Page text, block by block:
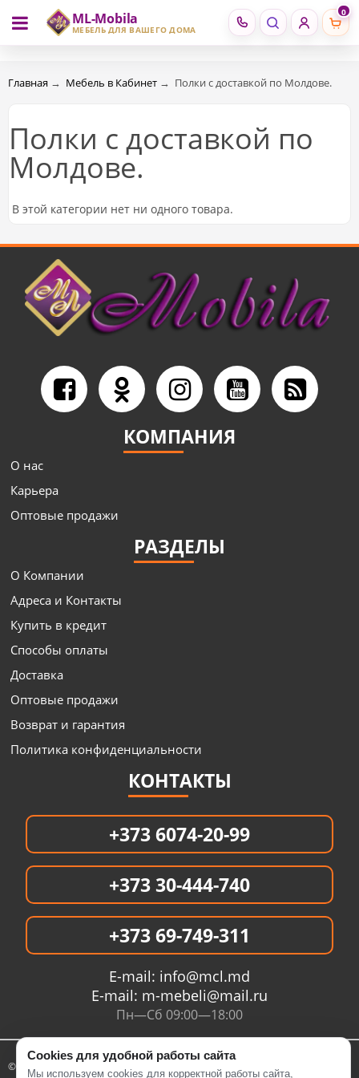
ML-Mobila
МЕБЕЛЬ ДЛЯ ВАШЕГО ДОМА
0
RU RO
Главная → Мебель в Кабинет → Полки c доставкой по Молдове.
Полки c доставкой по
Молдове.
В этой категории нет ни одного товара.
КОМПАНИЯ
О нас
Карьера
Оптовые продажи
РАЗДЕЛЫ
О Компании
Адреса и Контакты
Купить в кредит
Способы оплаты
Доставка
Оптовые продажи
Возврат и гарантия
Политика конфиденциальности
КОНТАКТЫ
+373 6074-20-99
+373 30-444-740
+373 69-749-311
E-mail: info@mcl.md
E-mail: m-mebeli@mail.ru
Пн—Сб 09:00—18:00
Cookies для удобной работы сайта
Мы используем cookies для корректной работы сайта,
© 2005- 2026 Интернет магазин MCL.MD